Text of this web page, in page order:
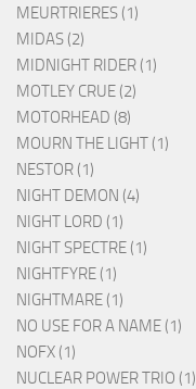
MEURTRIERES (1)
MIDAS (2)
MIDNIGHT RIDER (1)
MOTLEY CRUE (2)
MOTORHEAD (8)
MOURN THE LIGHT (1)
NESTOR (1)
NIGHT DEMON (4)
NIGHT LORD (1)
NIGHT SPECTRE (1)
NIGHTFYRE (1)
NIGHTMARE (1)
NO USE FOR A NAME (1)
NOFX (1)
NUCLEAR POWER TRIO (1)